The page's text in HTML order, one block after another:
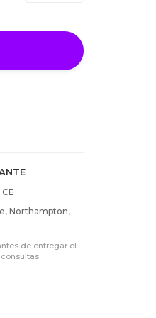
CE
Northampton,
de entregar el